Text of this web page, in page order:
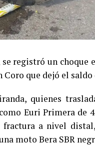
registró un
que dejó el
quienes
Euri Primera de
a nivel
moto Bera SBR